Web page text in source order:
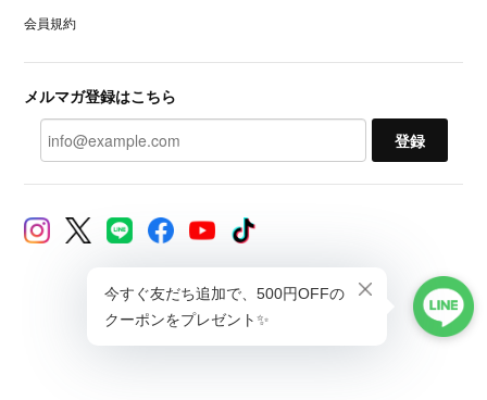
会員規約
メルマガ登録はこちら
登録
© CAXUL